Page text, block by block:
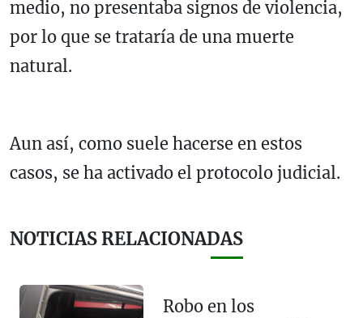
medio, no presentaba signos de violencia,
por lo que se trataría de una muerte
natural.
Aun así, como suele hacerse en estos
casos, se ha activado el protocolo judicial.
NOTICIAS RELACIONADAS
Robo en los